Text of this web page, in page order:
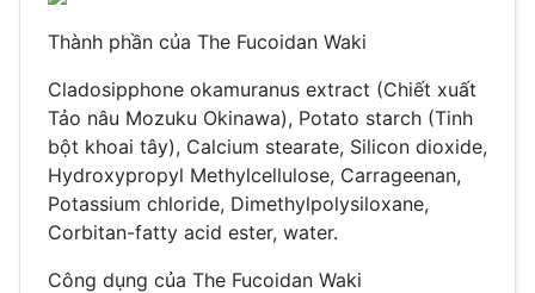
Thành phần của The Fucoidan Waki
Cladosipphone okamuranus extract (Chiết xuất
Tảo nâu Mozuku Okinawa), Potato starch (Tinh
bột khoai tây), Calcium stearate, Silicon dioxide,
Hydroxypropyl Methylcellulose, Carrageenan,
Potassium chloride, Dimethylpolysiloxane,
Corbitan-fatty acid ester, water.
Công dụng của The Fucoidan Waki